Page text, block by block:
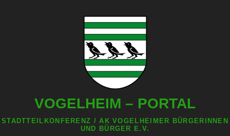
VOGELHEIM – PORTAL
STADTTEILKONFERENZ / AK VOGELHEIMER BÜRGERINNEN
UND BÜRGER E.V.